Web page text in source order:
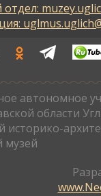
отдел:
автономное
области
историко-
музей